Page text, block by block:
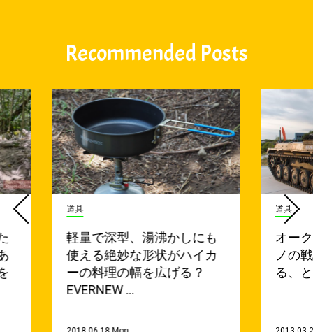
Recommended Posts
道具
軽量で深型、湯沸かしにも
使える絶妙な形状がハイカ
ーの料理の幅を広げる？
EVERNEW …
道具
オー
ノの
る、